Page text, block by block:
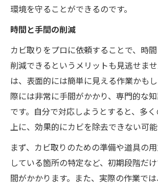
環境を守ることができるのです。
時間と手間の削減
カビ取りをプロに依頼することで、時
削減できるというメリットも見逃せま
は、表面的には簡単に見える作業かも
際には非常に手間がかかり、専門的な
です。自分で対応しようとすると、多
上に、効果的にカビを除去できない可能
まず、カビ取りのための準備や道具の
している箇所の特定など、初期段階だ
間がかかります。また、実際の作業で